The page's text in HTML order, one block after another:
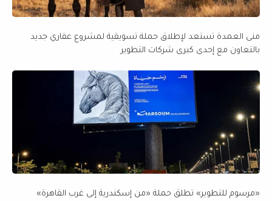
منى العمدة تستعد لإطلاق حملة تسويقية لمشروع عقاري جديد
بالتعاون مع إحدى كبرى شركات التطوير
«مرسوم للتطوير» تطلق حملة «من إسكندرية إلى غرب القاهرة»